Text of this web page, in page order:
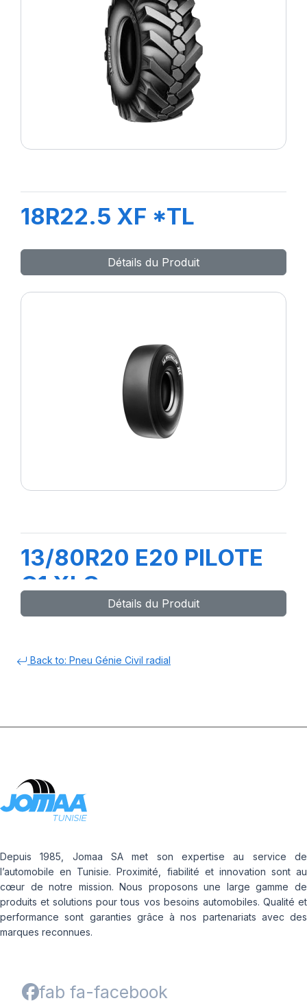
18R22.5 XF *TL
Détails du Produit
13/80R20 E20 PILOTE
C1 XLC
Détails du Produit
Back to: Pneu Génie Civil radial
Depuis 1985, Jomaa SA met son expertise au service de
l’automobile en Tunisie. Proximité, fiabilité et innovation sont au
cœur de notre mission. Nous proposons une large gamme de
produits et solutions pour tous vos besoins automobiles. Qualité et
performance sont garanties grâce à nos partenariats avec des
marques reconnues.
fab fa-facebook